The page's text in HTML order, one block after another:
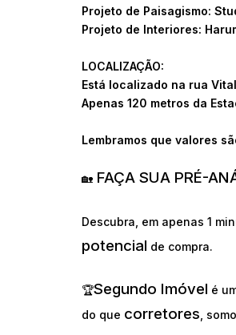
Projeto de Paisagismo:
Projeto de Interiores:
LOCALIZAÇÃO:
Está localizado na rua
Apenas 120 metros da
Lembramos que valores
🏡 FAÇA SUA PRÉ-
Descubra, em apenas 1
potencial de compra.
🏆Segundo Imóvel é
do que corretores ,